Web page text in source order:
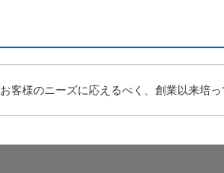
お客様のニーズに応えるべく、創業以来培